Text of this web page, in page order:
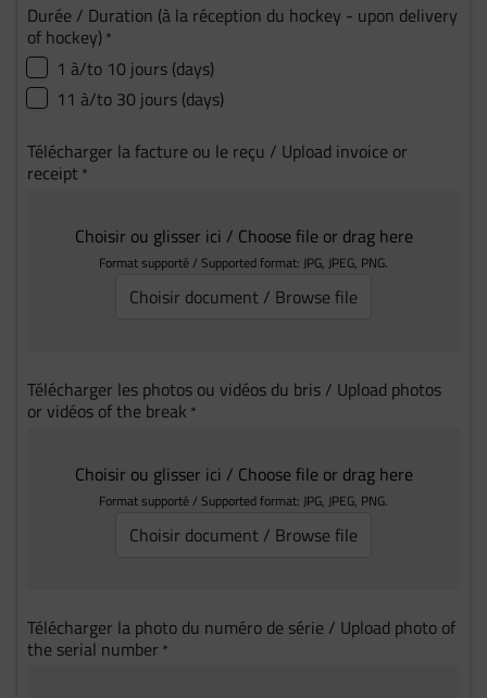
Durée / Duration (à la réception du hockey - upon delivery
of hockey)*
1 à/to 10 jours (days)
11 à/to 30 jours (days)
Télécharger la facture ou le reçu / Upload invoice or
receipt*
Choisir ou glisser ici / Choose file or drag here
Format supporté / Supported format: JPG, JPEG, PNG.
Choisir document / Browse file
Télécharger les photos ou vidéos du bris / Upload photos
or vidéos of the break *
Choisir ou glisser ici / Choose file or drag here
Format supporté / Supported format: JPG, JPEG, PNG.
Choisir document / Browse file
Télécharger la photo du numéro de série / Upload photo of
the serial number *